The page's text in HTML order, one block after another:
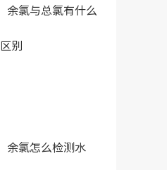
余氯与总氯有什么
区别
余氯怎么检测水